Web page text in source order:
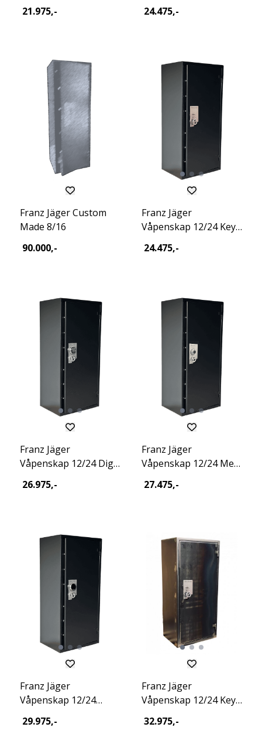
21.975,- 24.475,-
Franz Jäger Custom
Made 8/16
90.000,-
Franz Jäger
Våpenskap 12/24 Key
24.475,-
Franz Jäger
Våpenskap 12/24 Dig
26.975,-
Franz Jäger
Våpenskap 12/24 Mec
27.475,-
Franz Jäger
Våpenskap 12/24
29.975,-
Franz Jäger
Våpenskap 12/24 Key
32.975,-